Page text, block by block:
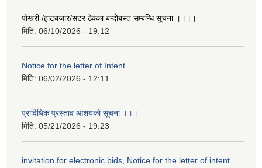
पोखरी /हाटबजार/सटर ठेक्का बन्दोबस्त सम्बन्धि सूचना ।।।।
मिति: 06/10/2026 - 19:12
Notice for the letter of Intent
मिति: 06/02/2026 - 12:11
प्राविधिक प्रस्ताव आशयको सूचना ।।।
मिति: 05/21/2026 - 19:23
invitation for electronic bids, Notice for the letter of intent